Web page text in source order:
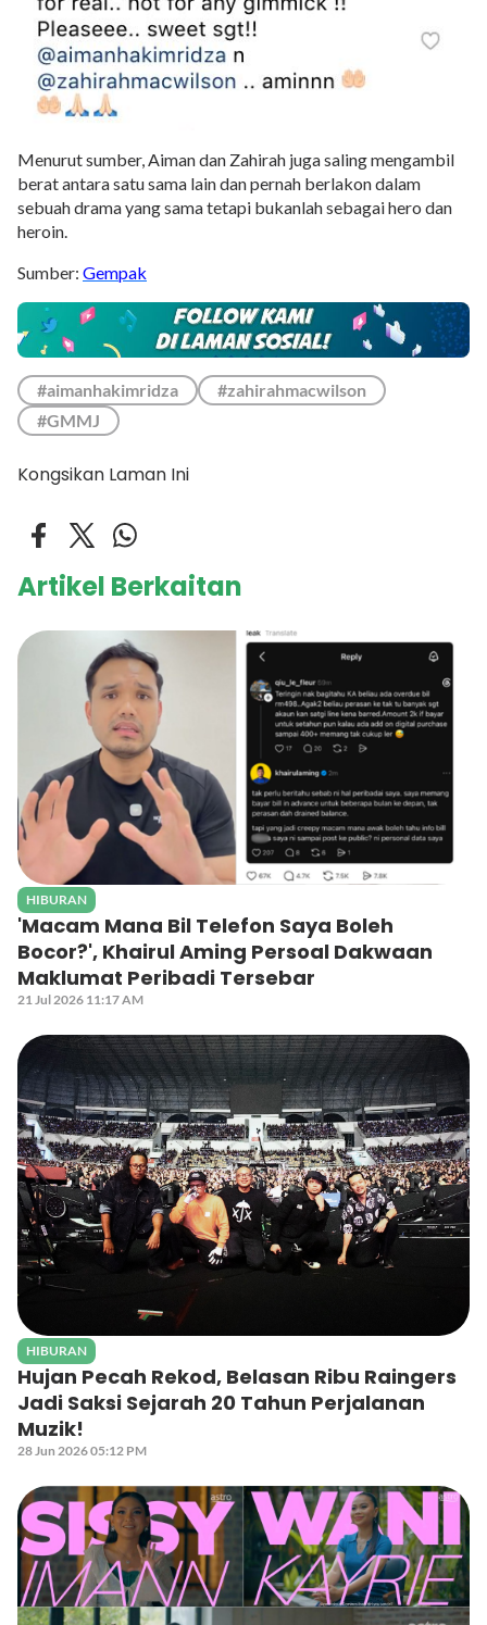
Menurut sumber, Aiman dan Zahirah juga saling mengambil
berat antara satu sama lain dan pernah berlakon dalam
sebuah drama yang sama tetapi bukanlah sebagai hero dan
heroin.
Sumber: Gempak
#aimanhakimridza
#zahirahmacwilson
#GMMJ
Kongsikan Laman Ini
Artikel Berkaitan
HIBURAN
'Macam Mana Bil Telefon Saya Boleh
Bocor?', Khairul Aming Persoal Dakwaan
Maklumat Peribadi Tersebar
21 Jul 2026 11:17 AM
HIBURAN
Hujan Pecah Rekod, Belasan Ribu Raingers
Jadi Saksi Sejarah 20 Tahun Perjalanan
Muzik!
28 Jun 2026 05:12 PM